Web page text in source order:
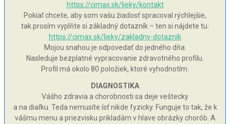
https://cimax.sk/lieky/kontakt
Pokiaľ chcete, aby som vašu žiadosť spracoval rýchlejšie,
tak prosím vyplňte si základný dotazník – ten si nájdete tu:
https://cimax.sk/lieky/zakladny-dotaznik
Mojou snahou je odpovedať do jedného dňa.
Nasleduje bezplatné vypracovanie zdravotného profilu.
Profil má okolo 80 položiek, ktoré vyhodnotím.
DIAGNOSTIKA
Vášho zdravia a chorobnosti sa deje veštecky
a na diaľku. Teda nemusíte ísť nikde fyzicky. Funguje to tak, že k
vášmu menu a priezvisku prikladám v hlave obrázky chorôb. A